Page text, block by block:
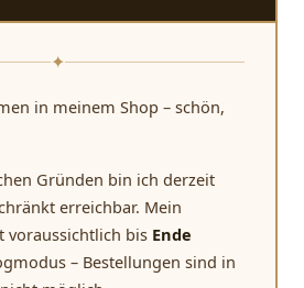
✦
in meinem Shop – schön,
Gründen bin ich derzeit
erreichbar. Mein
voraussichtlich bis Ende
– Bestellungen sind in